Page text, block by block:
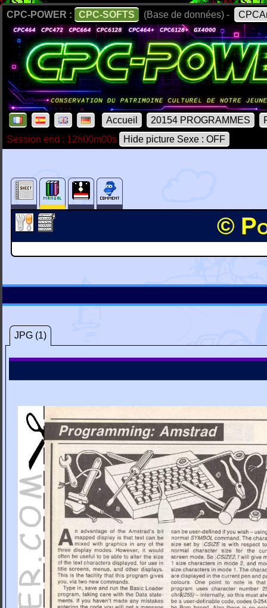
CPC-POWER : CPC-SOFTS (Base de données) -
Accueil 20154 PROGRAMMES
Session end : 12h00m00s
Hide picture Sexe : OFF
©
JPG (1)